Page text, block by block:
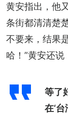
黄安指出，他
条街都清清楚
不要来，结果
哈！”黄安还说
等了
在‘